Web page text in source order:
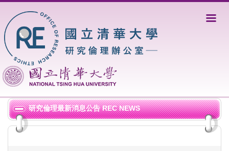
到
主
要
內
區
研究倫理最新消息公告 REC NEWS